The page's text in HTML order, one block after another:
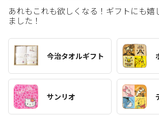
あれもこれも欲しくなる！ギフトにも嬉
ました！
今治タオルギフト
サンリオ